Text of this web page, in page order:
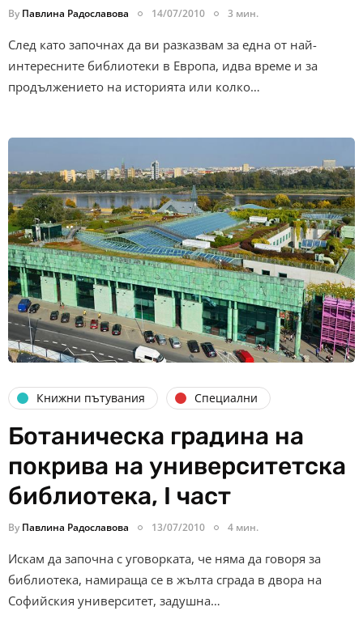
By Павлина Радославова 14/07/2010 3 мин.
След като започнах да ви разказвам за една от най-
интересните библиотеки в Европа, идва време и за
продължението на историята или колко…
Книжни пътувания Специални
Ботаническа градина на
покрива на университетска
библиотека, I част
By Павлина Радославова 13/07/2010 4 мин.
Искам да започна с уговорката, че няма да говоря за
библиотека, намираща се в жълта сграда в двора на
Софийския университет, задушна…